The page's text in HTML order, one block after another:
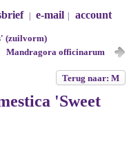
e-mail account
(zuilvorm)
Mandragora officinarum
Terug naar: M
'Sweet